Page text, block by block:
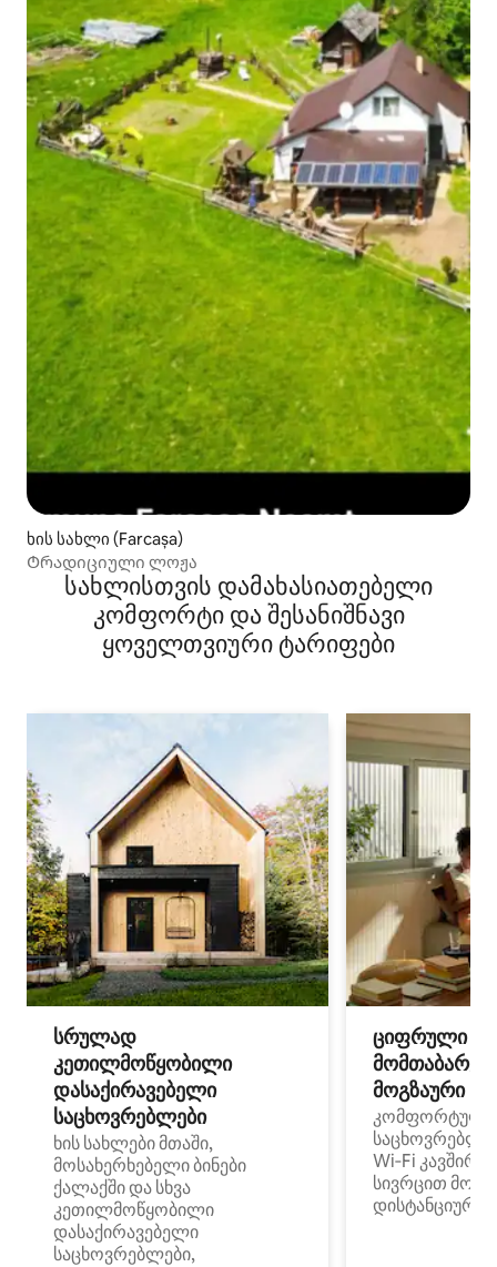
ხის სახლი (Farcașa)
Ტრადიციული ლოჟა
სახლისთვის დამახასიათებელი
კომფორტი და შესანიშნავი
ყოველთვიური ტარიფები
სრულად
კეთილმოწყობილი
დასაქირავებელი
საცხოვრებლები
ხის სახლები მთაში,
მოსახერხებელი ბინები
ქალაქში და სხვა
კეთილმოწყობილი
დასაქირავებელი
საცხოვრებლები,
ციფრული
მოგზაური
კომფორტული
Wi‑Fi
სივრცით
დისტანციური